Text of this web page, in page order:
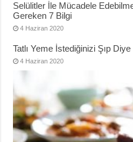
Selülitler İle Mücadele
Gereken 7 Bilgi
4 Haziran 2020
Tatlı Yeme İstediğinizi Şıp
4 Haziran 2020